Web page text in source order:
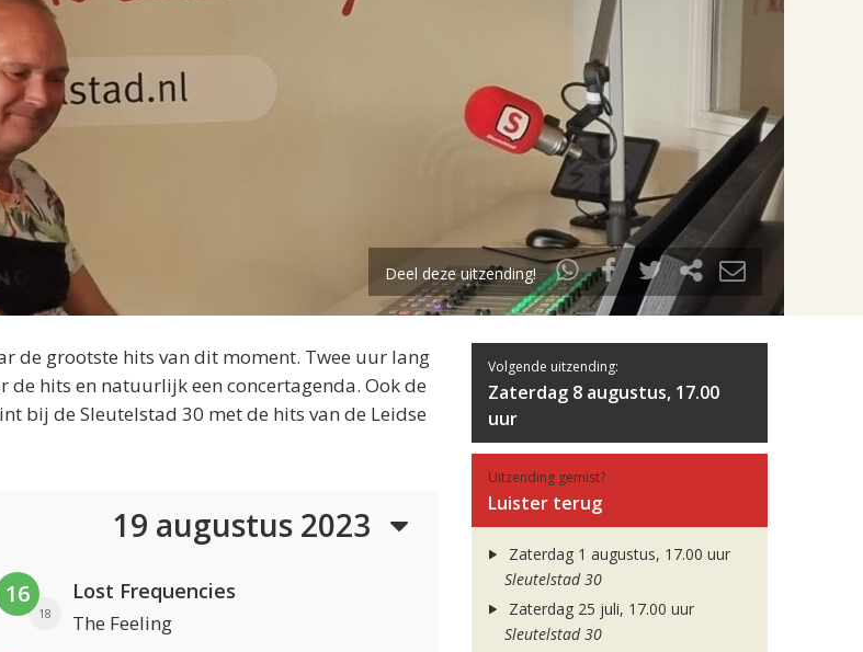
Deel deze uitzending!
de grootste hits van dit moment. Twee uur lang
hits en natuurlijk een concertagenda. Ook de
bij de Sleutelstad 30 met de hits van de Leidse
19 augustus 2023
16
18
Lost Frequencies
The Feeling
Volgende uitzending:
Zaterdag 8 augustus, 17.00
uur
Uitzending gemist?
Luister terug
Zaterdag 1 augustus, 17.00 uur
Sleutelstad 30
Zaterdag 25 juli, 17.00 uur
Sleutelstad 30